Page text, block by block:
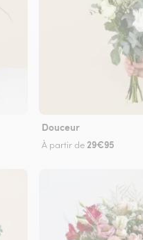
Douceur
À partir de 29€95